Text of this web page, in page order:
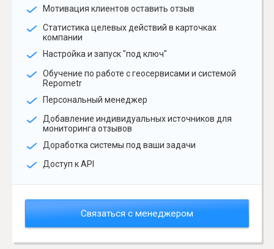
Мотивация клиентов оставить отзыв
Статистика целевых действий в карточках
компании
Настройка и запуск "под ключ"
Обучение по работе с геосервисами и системой
Repometr
Персональный менеджер
Добавление индивидуальных источников для
мониторинга отзывов
Доработка системы под ваши задачи
Доступ к API
Связаться с менеджером